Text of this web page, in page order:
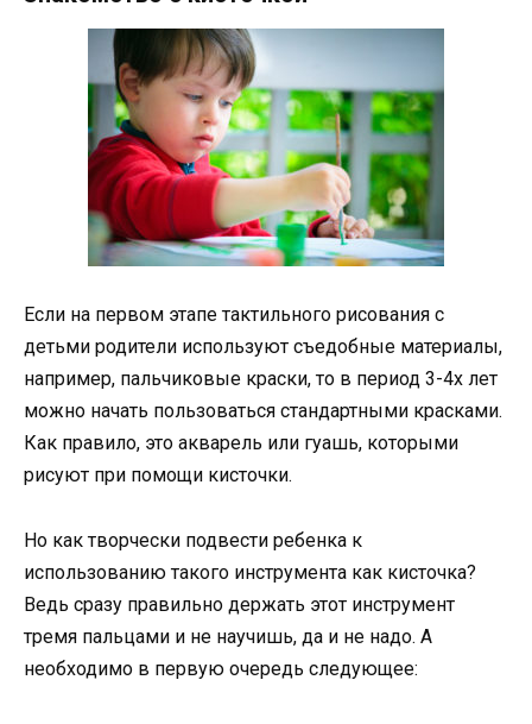
Если на первом этапе тактильного рисования с
детьми родители используют съедобные материалы,
например, пальчиковые краски, то в период 3-4х лет
можно начать пользоваться стандартными красками.
Как правило, это акварель или гуашь, которыми
рисуют при помощи кисточки.
Но как творчески подвести ребенка к
использованию такого инструмента как кисточка?
Ведь сразу правильно держать этот инструмент
тремя пальцами и не научишь, да и не надо. А
необходимо в первую очередь следующее: